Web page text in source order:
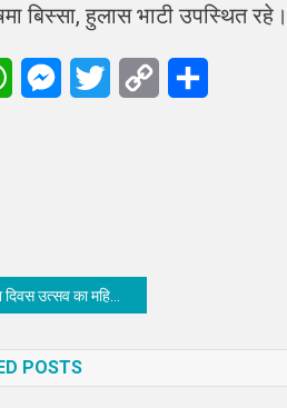
बिस्सा, हुलास भाटी उपस्थित रहे।
WhatsAppMessenger
Twitter
Copy
का महिला सम्मेलन से हुआ आगाज
POSTS